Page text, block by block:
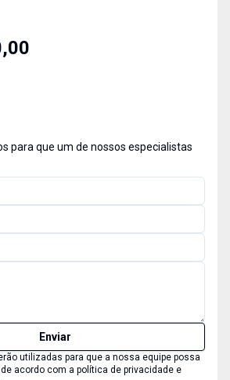
para que um de nossos especialistas
Enviar
utilizadas para que a nossa equipe possa
acordo com a política de privacidade e